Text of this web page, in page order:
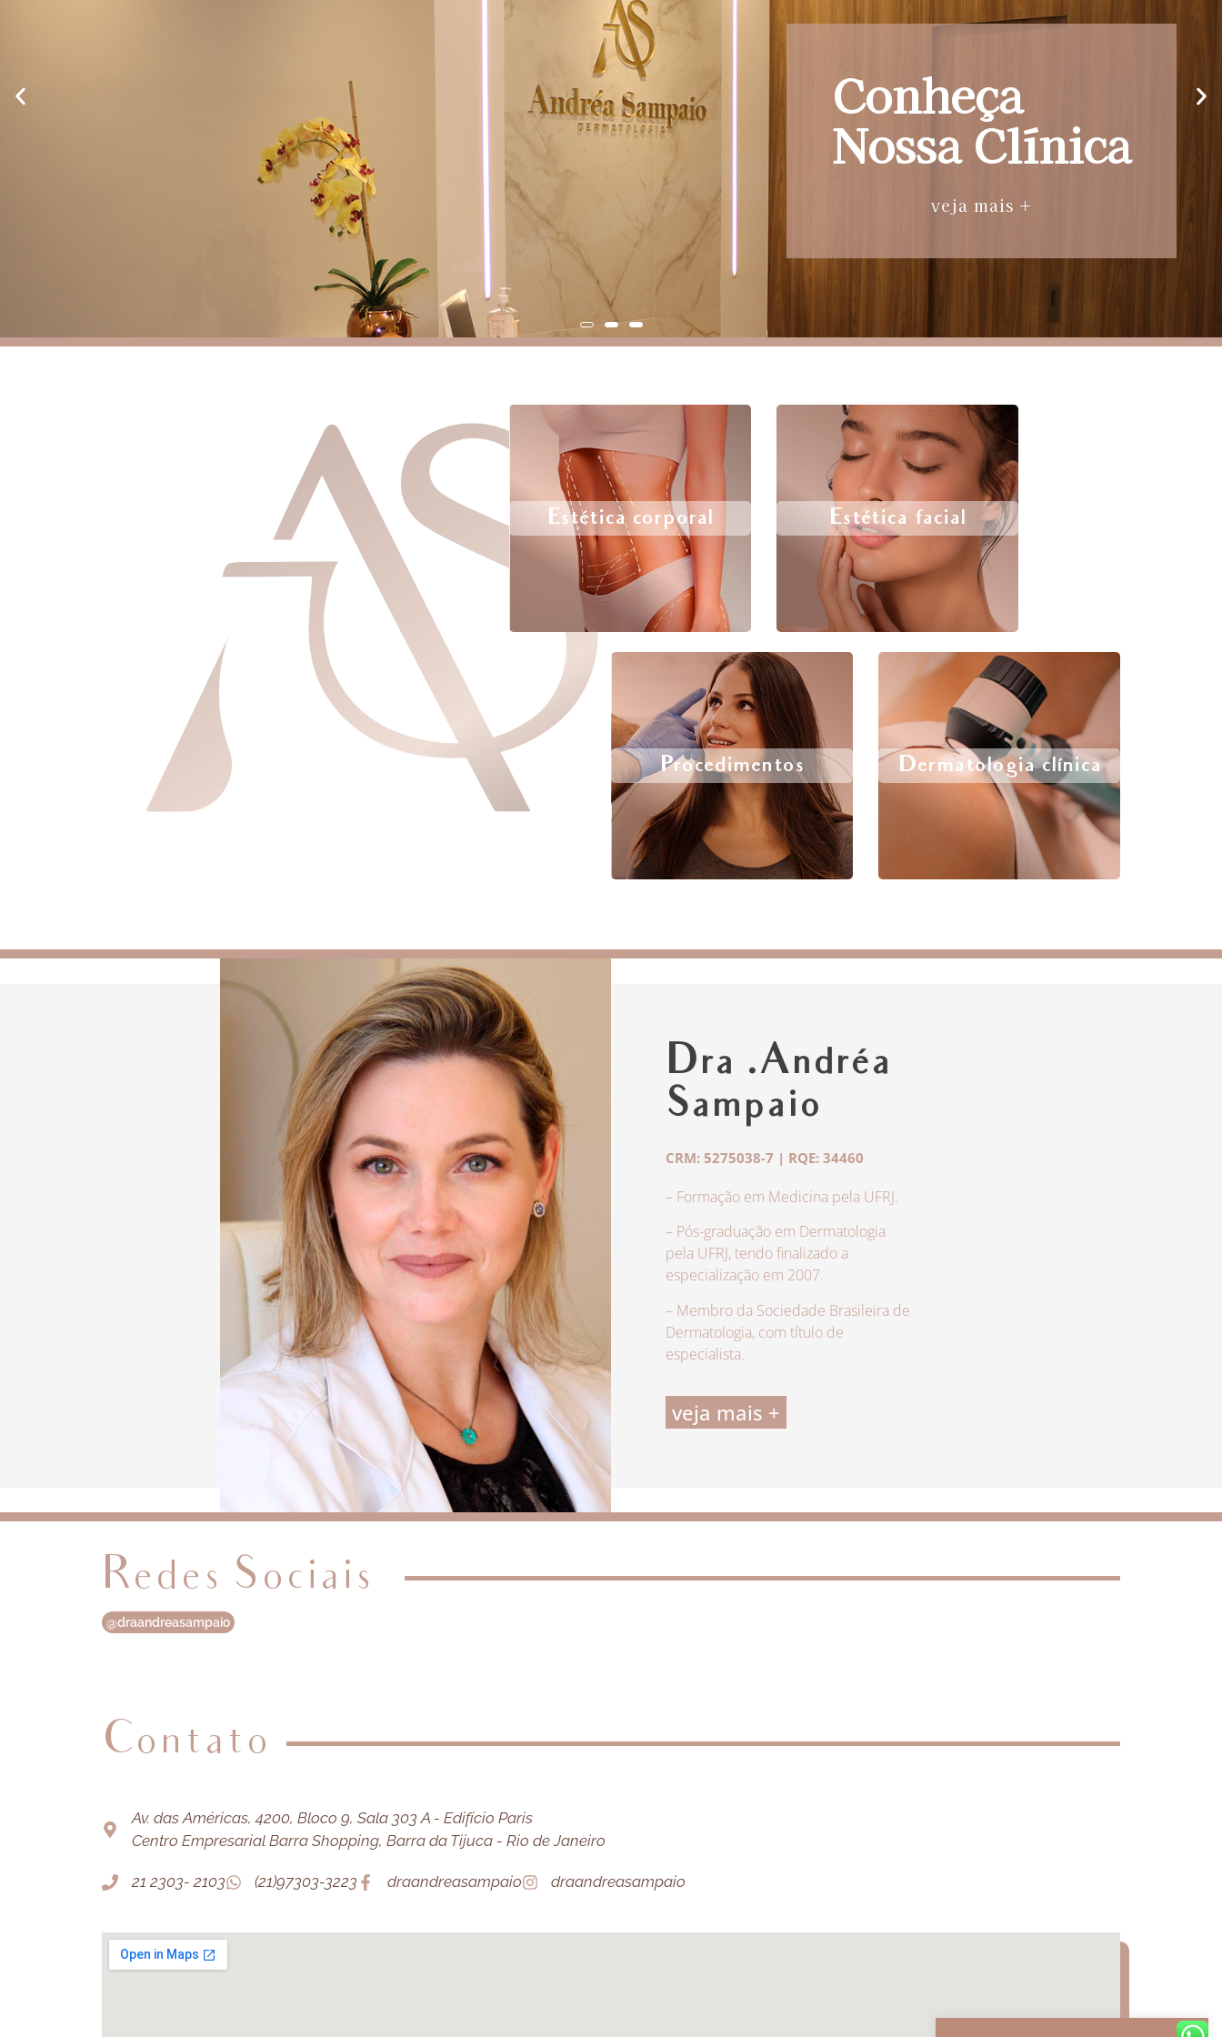
Conheça
Nossa Clínica
veja mais +
Estética corporal Estética facial
Procedimentos Dermatologia clínica
Dra .Andréa
Sampaio
CRM: 5275038-7 | RQE: 34460
– Formação em Medicina pela UFRJ.
– Pós-graduação em Dermatologia
pela UFRJ, tendo finalizado a
especialização em 2007.
– Membro da Sociedade Brasileira de
Dermatologia, com título de
especialista.
veja mais +
Redes Sociais
@draandreasampaio
Contato
Av. das Américas, 4200, Bloco 9, Sala 303 A - Edifício Paris
Centro Empresarial Barra Shopping, Barra da Tijuca - Rio de Janeiro
21 2303- 2103 (21)97303-3223 draandreasampaio draandreasampaio